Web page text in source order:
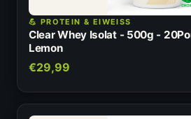
💪 PROTEIN & EIWEISS
Clear Whey Isolat - 500g -
Lemon
€29,99